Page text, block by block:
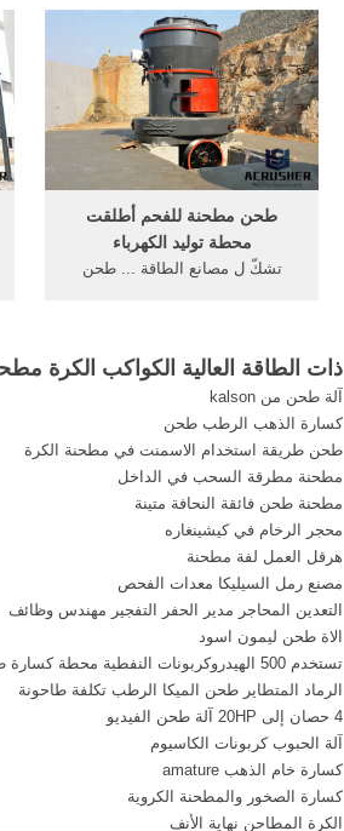
طحن مطحنة للفحم أطلقت
محطة توليد الكهرباء
تشكّ ل مصانع الطاقة ... طحن
ذات الطاقة العالية الكواكب الكرة
آلة طحن من kalson
كسارة الذهب الرطب طحن
طحن طريقة استخدام الاسمنت في مطحنة الكرة
مطحنة مطرقة السحب في الداخل
مطحنة طحن فائقة النحافة متينة
محجر الرخام في كيشينغاره
هرقل العمل لفة مطحنة
مصنع رمل السيليكا معدات الفحص
التعدين المحاجر مدير الحفر التفجير مهندس وظائف
الاة طحن ليمون اسود
تستخدم 500 الهيدروكربونات النفطية محطة كسارة طاحونة
الرماد المتطاير طحن الميكا الرطب تكلفة طاحونة
4 حصان إلى 20HP آلة طحن الفيديو
آلة الحبوب كربونات الكاسيوم
كسارة خام الذهب amature
كسارة الصخور والمطحنة الكروية
الكرة المطاحن نهاية الأنف